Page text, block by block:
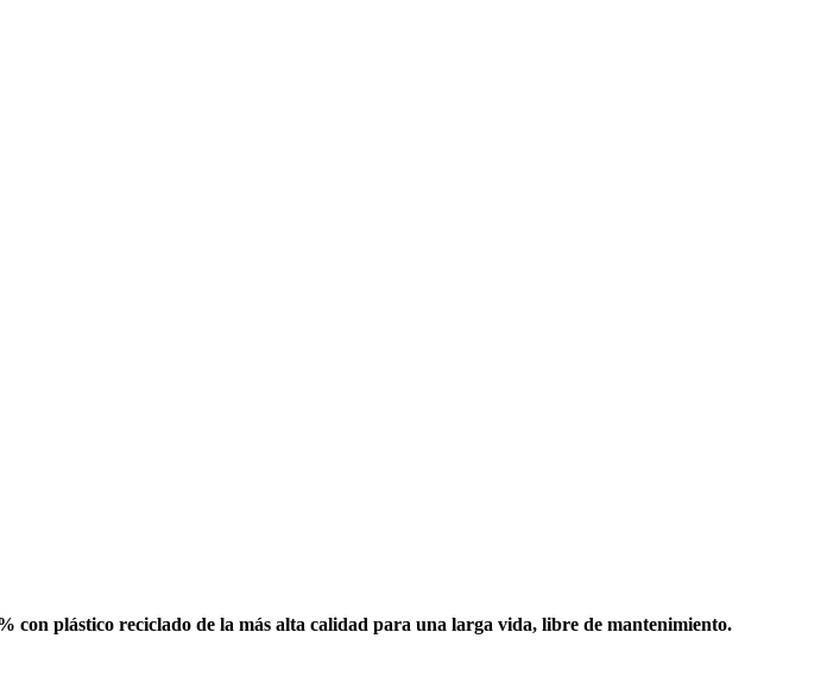
plástico reciclado de la más alta calidad para una larga vida, libre de mantenimiento.